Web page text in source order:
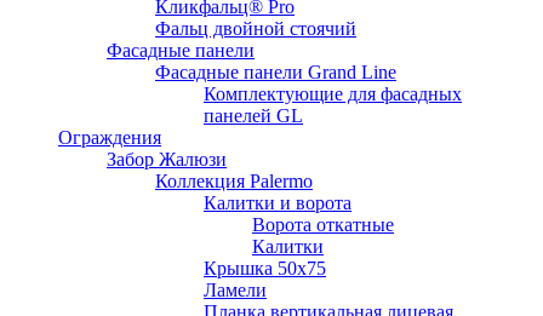
Кликфальц® Pro
Фальц двoйной стоячий
Фасадные панели
Фасадные панели Grand Line
Комплектующие для фасадных
панелей GL
Ограждения
Забор Жалюзи
Коллекция Palermo
Калитки и ворота
Ворота откатные
Калитки
Крышка 50х75
Ламели
Планка вертикальная лицевая